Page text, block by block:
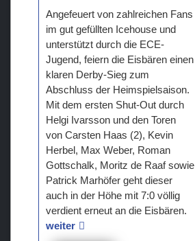
Angefeuert von zahlreichen Fans
im gut gefüllten Icehouse und
unterstützt durch die ECE-
Jugend, feiern die Eisbären einen
klaren Derby-Sieg zum
Abschluss der Heimspielsaison.
Mit dem ersten Shut-Out durch
Helgi Ivarsson und den Toren
von Carsten Haas (2), Kevin
Herbel, Max Weber, Roman
Gottschalk, Moritz de Raaf sowie
Patrick Marhöfer geht dieser
auch in der Höhe mit 7:0 völlig
verdient erneut an die Eisbären.
weiter